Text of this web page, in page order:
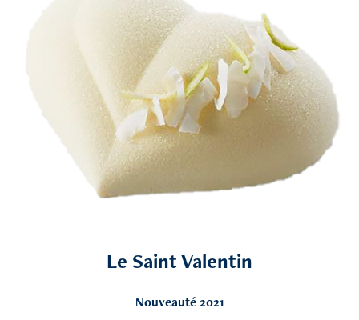
Le Saint Valentin
Nouveauté 2021